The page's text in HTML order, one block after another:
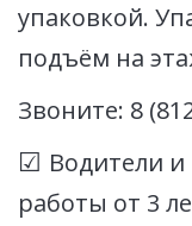
упаковкой.
подъём на
Звоните: 8
☑ Водители
работы от 3